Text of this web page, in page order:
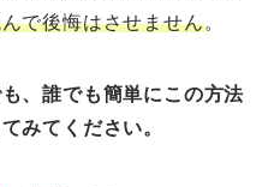
で後悔はさせません。
、誰でも簡単にこの方法
みてください。